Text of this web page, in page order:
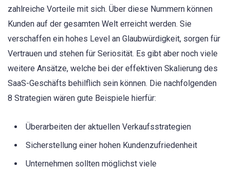
zahlreiche Vorteile mit sich. Über diese Nummern können
Kunden auf der gesamten Welt erreicht werden. Sie
verschaffen ein hohes Level an Glaubwürdigkeit, sorgen für
Vertrauen und stehen für Seriosität. Es gibt aber noch viele
weitere Ansätze, welche bei der effektiven Skalierung des
SaaS-Geschäfts behilflich sein können. Die nachfolgenden
8 Strategien wären gute Beispiele hierfür:
Überarbeiten der aktuellen Verkaufsstrategien
Sicherstellung einer hohen Kundenzufriedenheit
Unternehmen sollten möglichst viele